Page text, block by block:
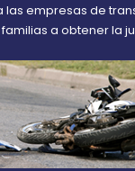
empresas de
a obtener la